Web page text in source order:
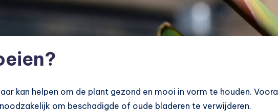
kan helpen om de plant gezond en mooi in vorm te houden. Vooral
om beschadigde of oude bladeren te verwijderen.